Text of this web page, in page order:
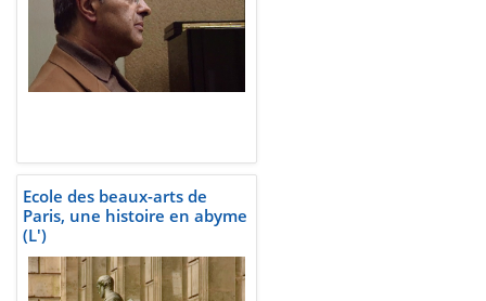
Ecole des beaux-arts de
Paris, une histoire en abyme
(L')